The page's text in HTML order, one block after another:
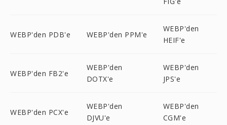
WEBP'den PDB'e WEBP'den PPM'e
WEBP'den
HEIF'e
WEBP'den FB2'e
WEBP'den
DOTX'e
WEBP'den
JPS'e
WEBP'den PCX'e
WEBP'den
DJVU'e
WEBP'den
CGM'e